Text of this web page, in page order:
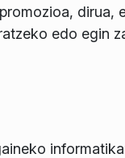
edo egin